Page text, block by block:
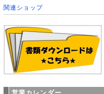
関連ショップ